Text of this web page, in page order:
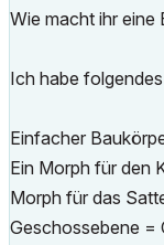
Wie macht ihr eine
Ich habe
Einfacher
Ein Morph für den
Morph für das
Geschossebene =